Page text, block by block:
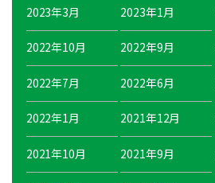
2023年3月 2023年1月
2022年10月 2022年9月
2022年7月 2022年6月
2022年1月 2021年12月
2021年10月 2021年9月